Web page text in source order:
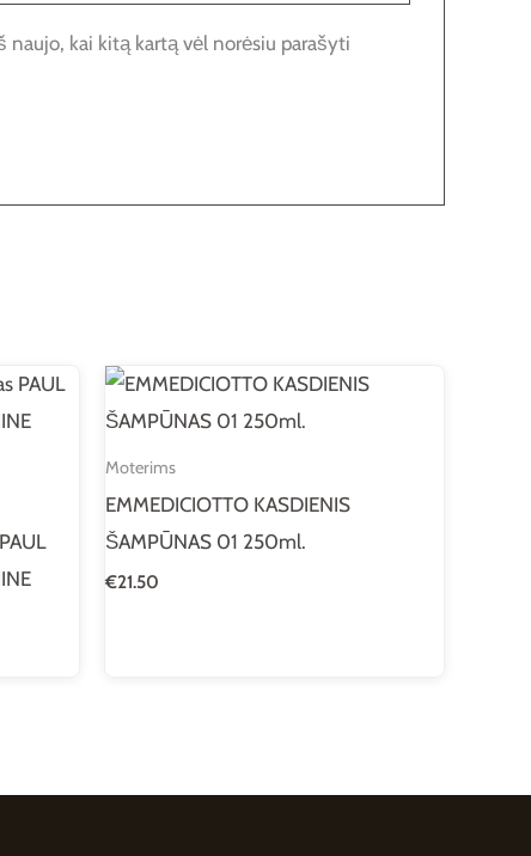
kai kitą kartą vėl norėsiu parašyti
Moterims
EMMEDICIOTTO KASDIENIS
ŠAMPŪNAS 01 250ml.
€21.50